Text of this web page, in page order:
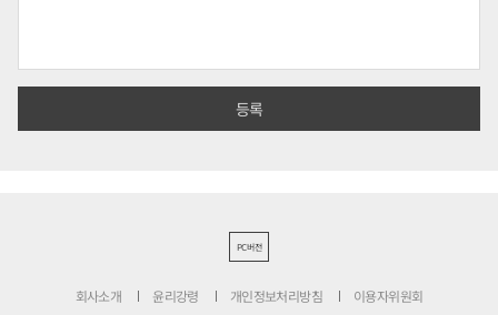
PC버전
회사소개 윤리강령 개인정보처리방침 이용자위원회